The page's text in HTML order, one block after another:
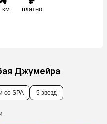
км платно
Джумейра
со SPA 5 звезд